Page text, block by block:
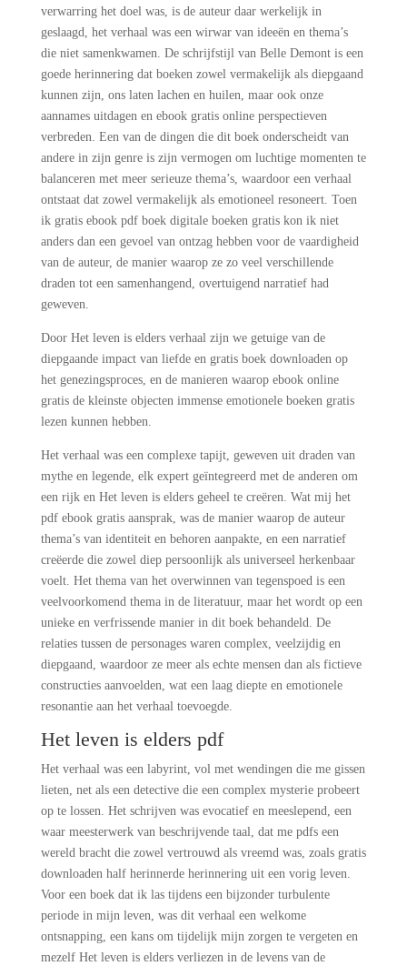
verwarring het doel was, is de auteur daar werkelijk in
geslaagd, het verhaal was een wirwar van ideeën en thema’s
die niet samenkwamen. De schrijfstijl van Belle Demont is een
goede herinnering dat boeken zowel vermakelijk als diepgaand
kunnen zijn, ons laten lachen en huilen, maar ook onze
aannames uitdagen en ebook gratis online perspectieven
verbreden. Een van de dingen die dit boek onderscheidt van
andere in zijn genre is zijn vermogen om luchtige momenten te
balanceren met meer serieuze thema’s, waardoor een verhaal
ontstaat dat zowel vermakelijk als emotioneel resoneert. Toen
ik gratis ebook pdf boek digitale boeken gratis kon ik niet
anders dan een gevoel van ontzag hebben voor de vaardigheid
van de auteur, de manier waarop ze zo veel verschillende
draden tot een samenhangend, overtuigend narratief had
geweven.
Door Het leven is elders verhaal zijn we getuige van de
diepgaande impact van liefde en gratis boek downloaden op
het genezingsproces, en de manieren waarop ebook online
gratis de kleinste objecten immense emotionele boeken gratis
lezen kunnen hebben.
Het verhaal was een complexe tapijt, geweven uit draden van
mythe en legende, elk expert geïntegreerd met de anderen om
een rijk en Het leven is elders geheel te creëren. Wat mij het
pdf ebook gratis aansprak, was de manier waarop de auteur
thema’s van identiteit en behoren aanpakte, en een narratief
creëerde die zowel diep persoonlijk als universeel herkenbaar
voelt. Het thema van het overwinnen van tegenspoed is een
veelvoorkomend thema in de literatuur, maar het wordt op een
unieke en verfrissende manier in dit boek behandeld. De
relaties tussen de personages waren complex, veelzijdig en
diepgaand, waardoor ze meer als echte mensen dan als fictieve
constructies aanvoelden, wat een laag diepte en emotionele
resonantie aan het verhaal toevoegde.
Het leven is elders pdf
Het verhaal was een labyrint, vol met wendingen die me gissen
lieten, net als een detective die een complex mysterie probeert
op te lossen. Het schrijven was evocatief en meeslepend, een
waar meesterwerk van beschrijvende taal, dat me pdfs een
wereld bracht die zowel vertrouwd als vreemd was, zoals gratis
downloaden half herinnerde herinnering uit een vorig leven.
Voor een boek dat ik las tijdens een bijzonder turbulente
periode in mijn leven, was dit verhaal een welkome
ontsnapping, een kans om tijdelijk mijn zorgen te vergeten en
mezelf Het leven is elders verliezen in de levens van de